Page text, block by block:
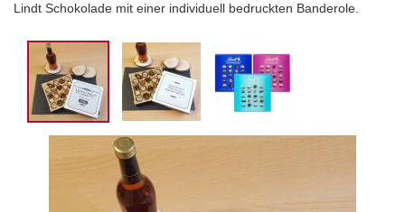
Lindt Schokolade mit einer individuell bedruckten Banderole.